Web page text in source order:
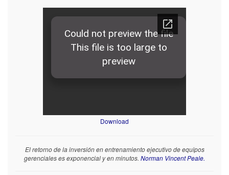
Download
El retorno de la inversión en entrenamiento ejecutivo de equipos
gerenciales es exponencial y en minutos. Norman Vincent Peale.